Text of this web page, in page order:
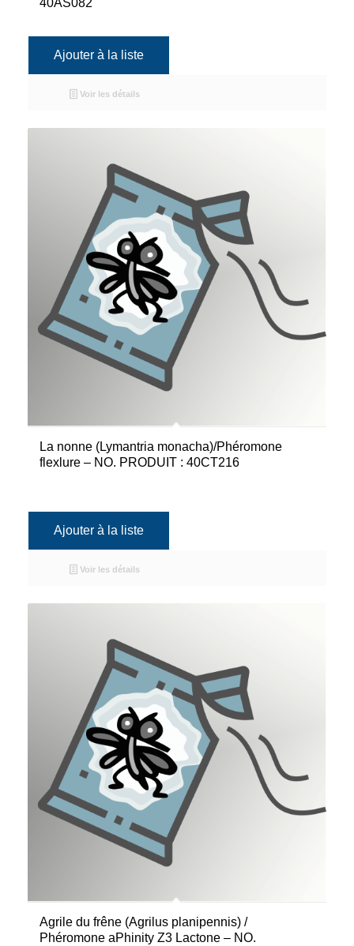
40AS082
Ajouter à la liste
Voir les détails
La nonne (Lymantria monacha)/Phéromone
flexlure – NO. PRODUIT : 40CT216
Ajouter à la liste
Voir les détails
Agrile du frêne (Agrilus planipennis) /
Phéromone aPhinity Z3 Lactone – NO.